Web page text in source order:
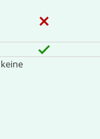
keine